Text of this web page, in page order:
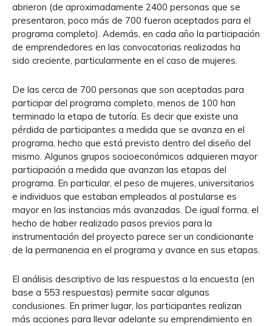
abrieron (de aproximadamente 2400 personas que se
presentaron, poco más de 700 fueron aceptados para el
programa completo). Además, en cada año la participación
de emprendedores en las convocatorias realizadas ha
sido creciente, particularmente en el caso de mujeres.
De las cerca de 700 personas que son aceptadas para
participar del programa completo, menos de 100 han
terminado la etapa de tutoría. Es decir que existe una
pérdida de participantes a medida que se avanza en el
programa, hecho que está previsto dentro del diseño del
mismo. Algunos grupos socioeconómicos adquieren mayor
participación a medida que avanzan las etapas del
programa. En particular, el peso de mujeres, universitarios
e individuos que estaban empleados al postularse es
mayor en las instancias más avanzadas. De igual forma, el
hecho de haber realizado pasos previos para la
instrumentación del proyecto parece ser un condicionante
de la permanencia en el programa y avance en sus etapas.
El análisis descriptivo de las respuestas a la encuesta (en
base a 553 respuestas) permite sacar algunas
conclusiones. En primer lugar, los participantes realizan
más acciones para llevar adelante su emprendimiento en